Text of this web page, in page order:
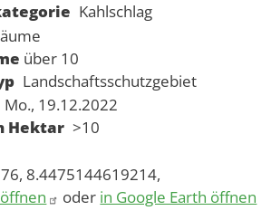
Kahlschlag
über 10
Landschaftsschutzgebiet
Mo., 19.12.2022
Hektar >10
8.4475144619214,
oder in Google Earth öffnen